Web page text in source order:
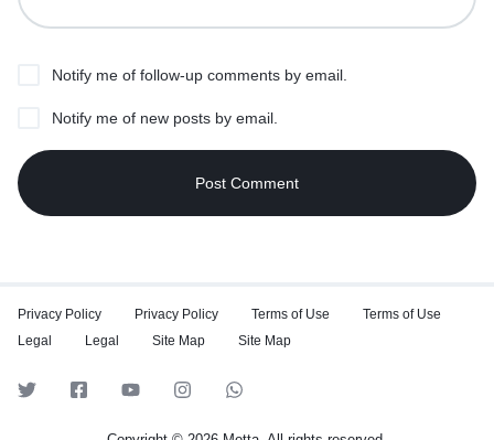
Notify me of follow-up comments by email.
Notify me of new posts by email.
Privacy Policy Privacy Policy Terms of Use
Terms of Use
Legal
Legal Site Map Site Map